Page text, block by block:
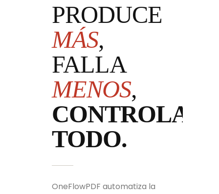
PRODUCE
MÁS,
FALLA
MENOS,
CONTROLA
TODO.
OneFlowPDF automatiza la